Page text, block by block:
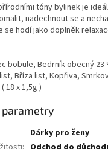
tóny bylinek je
nadechnout se a
se hodí jako doplněk
bobule, Bedrník obecný 23
Bříza list, Kopřiva,
18 x 1,5g )
parametry
Dárky pro ženy